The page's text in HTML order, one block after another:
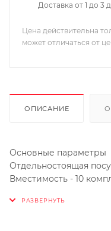
Доставка от 1 до 3
Цена действительна
может отличаться от
ОПИСАНИЕ
Основные параметры
Отдельностоящая
Вместимость - 10
Расход воды 8 л